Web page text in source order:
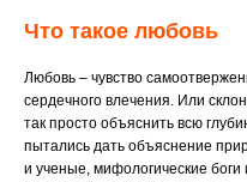
Что такое любовь
Любовь – чувство
сердечного влечения. Или
так просто объяснить всю
пытались дать объяснение
и ученые, мифологические